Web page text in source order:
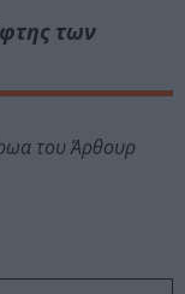
των
του Άρθουρ